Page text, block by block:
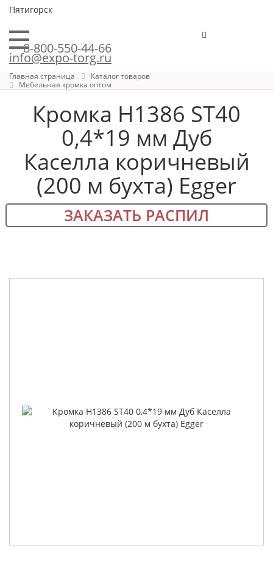
Пятигорск
8-800-550-44-66
info@expo-torg.ru
Главная страница
Каталог товаров
Мебельная кромка оптом
Кромка H1386 ST40
0,4*19 мм Дуб
Каселла коричневый
(200 м бухта) Egger
ЗАКАЗАТЬ РАСПИЛ